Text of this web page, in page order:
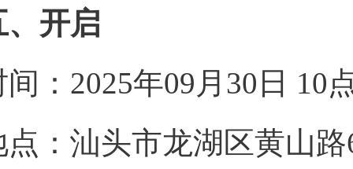
、开启
间：2025年09月30日 10
点：汕头市龙湖区黄山